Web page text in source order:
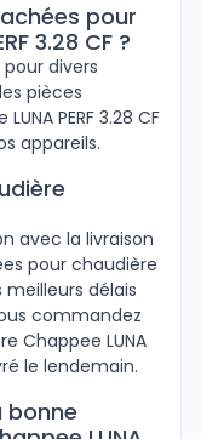
pour
3.28 CF ?
divers
pièces
PERF 3.28 CF
appareils.
avec la livraison
pour chaudière
meilleurs délais
commandez
Chappee LUNA
le lendemain.
bonne